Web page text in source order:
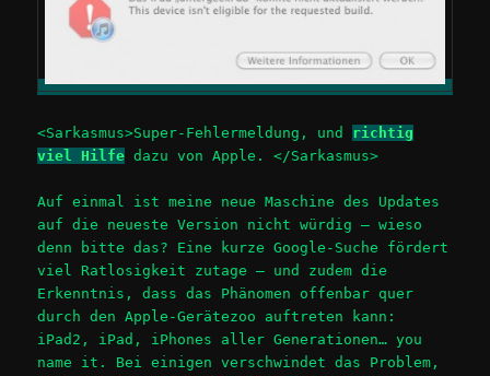
<Sarkasmus>Super-Fehlermeldung, und richtig
viel Hilfe dazu von Apple. </Sarkasmus>
Auf einmal ist meine neue Maschine des Updates
auf die neueste Version nicht würdig – wieso
denn bitte das? Eine kurze Google-Suche fördert
viel Ratlosigkeit zutage – und zudem die
Erkenntnis, dass das Phänomen offenbar quer
durch den Apple-Gerätezoo auftreten kann:
iPad2, iPad, iPhones aller Generationen… you
name it. Bei einigen verschwindet das Problem,